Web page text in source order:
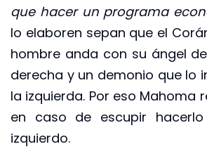
que hacer un programa
lo elaboren sepan que el
hombre anda con su ángel
derecha y un demonio que lo
la izquierda. Por eso Mahoma
en caso de escupir
izquierdo.